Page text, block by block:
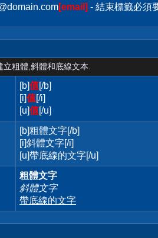
[email] - 結束標籤必須
粗體,斜體和底線文本.
[b]值[/b]
[i]值[/i]
[u]值[/u]
[b]粗體文字[/b]
[i]斜體文字[/i]
[u]帶底線的文字[/u]
粗體文字
斜體文字
帶底線的文字